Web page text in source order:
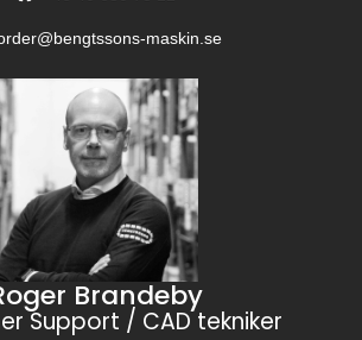
maskin.se
Brandeby
Support / CAD tekniker